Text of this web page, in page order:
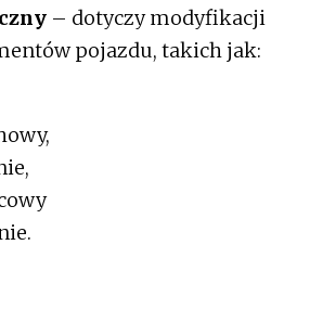
– dotyczy modyfikacji
pojazdu, takich jak: